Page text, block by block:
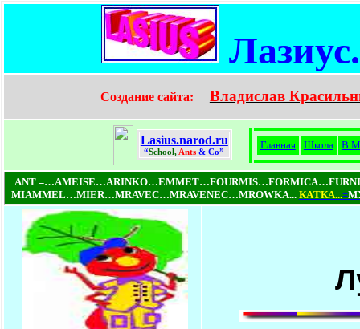
Создание сайта: Владислав
Lasius.narod.ru
“School, Ants & Co”
Главная Школа В
ANT
MIAMMEL…MIER…MRAVEC…MRAVENEC…MROWKA... КAТКA...=